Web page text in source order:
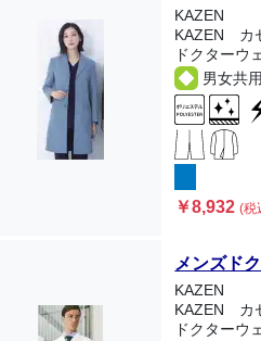
KAZEN
KAZEN カ
ドクターウ
男女共用
￥8,932(税
メンズド
KAZEN
KAZEN カ
ドクターウ